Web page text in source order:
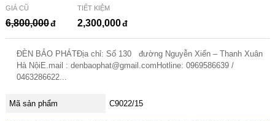
GIÁ CŨ
6,800,000
TIẾT KIỆM
2,300,000
ĐÈN BẢO PHÁTĐịa chỉ: Số 130 đường Nguyễn Xiển – Thanh Xuân
Hà NộiE.mail : denbaophat@gmail.comHotline: 0969586639 /
0463286622...
Mã sản phẩm C9022/15